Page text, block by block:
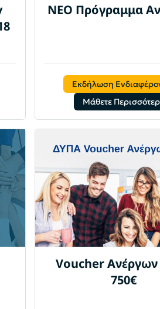
ΝΕΟ Πρόγραμμα
Εκδήλωση
Μάθετε
Voucher
750€